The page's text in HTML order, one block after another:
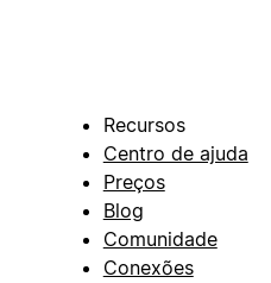
Recursos
Centro de ajuda
Preços
Blog
Comunidade
Conexões